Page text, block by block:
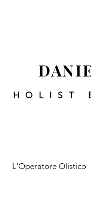
HOLIST
L'Operatore Olistico